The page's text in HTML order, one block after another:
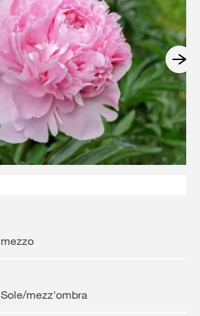
mezzo
Sole/mezz'ombra